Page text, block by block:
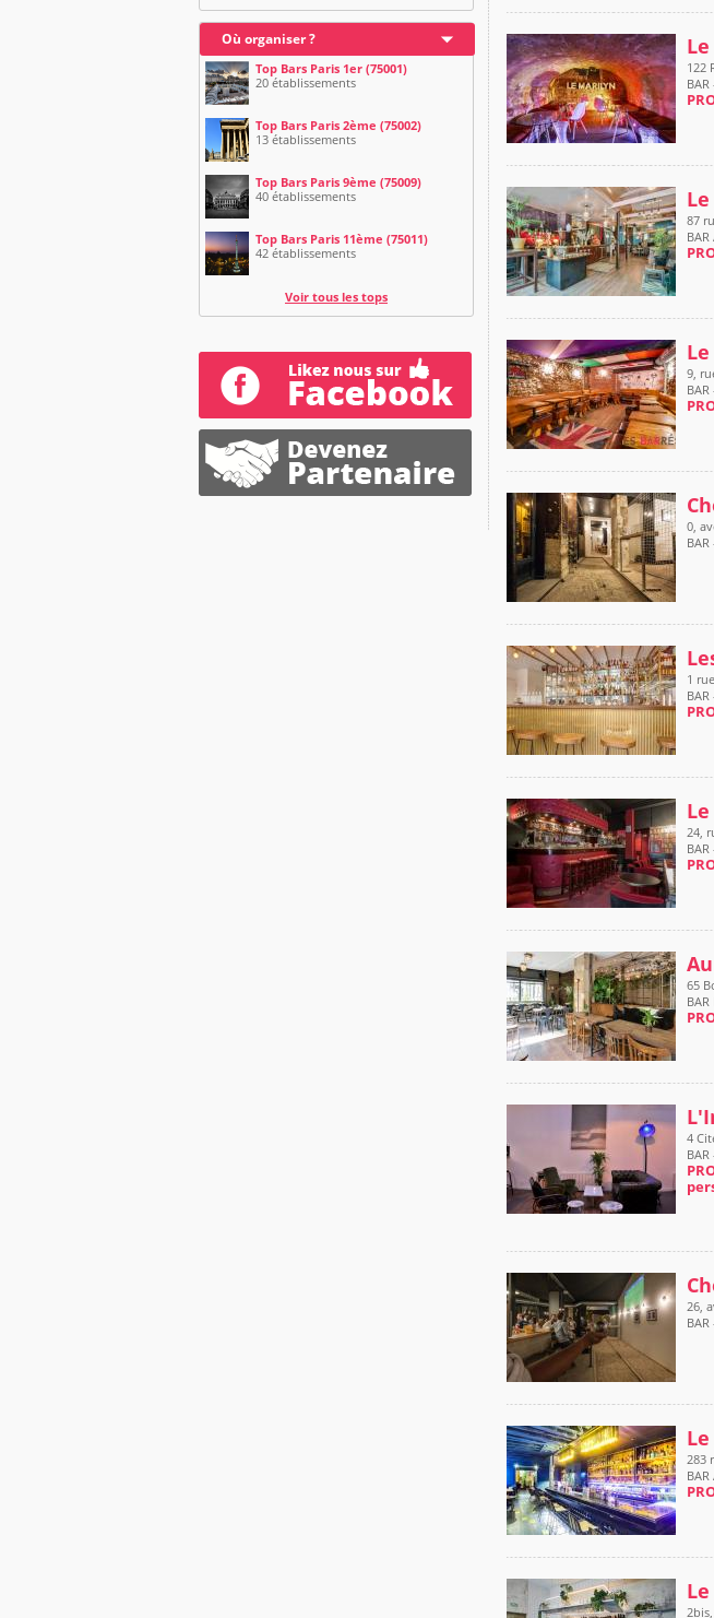
Où organiser ?
Top Bars Paris 1er (75001)
20 établissements
Top Bars Paris 2ème (75002)
13 établissements
Top Bars Paris 9ème (75009)
40 établissements
Top Bars Paris 11ème (75011)
42 établissements
Voir tous les tops
122
BAR
87
BAR
9,
BAR
0,
BAR
1
BAR
24,
BAR
65
BAR
4
BAR
26,
BAR
283
BAR